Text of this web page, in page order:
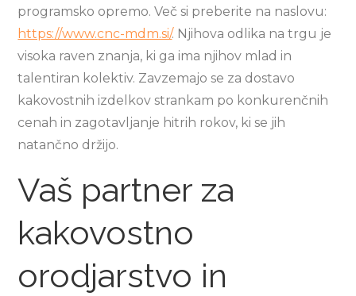
programsko opremo. Več si preberite na naslovu:
https://www.cnc-mdm.si/. Njihova odlika na trgu je
visoka raven znanja, ki ga ima njihov mlad in
talentiran kolektiv. Zavzemajo se za dostavo
kakovostnih izdelkov strankam po konkurenčnih
cenah in zagotavljanje hitrih rokov, ki se jih
natančno držijo.
Vaš partner za
kakovostno
orodjarstvo in